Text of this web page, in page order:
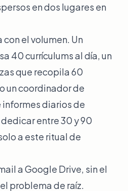
en dos lugares en
el volumen. Un
40 currículums al día, un
que recopila 60
un coordinador de
diarios de
entre 30 y 90
a este ritual de
a Google Drive, sin el
problema de raíz.